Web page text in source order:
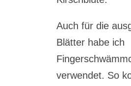
Auch für die
Blätter habe ich
verwendet. So